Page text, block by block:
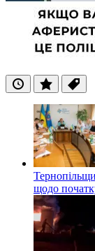
ОстанніПопулярні
Теги
щодо